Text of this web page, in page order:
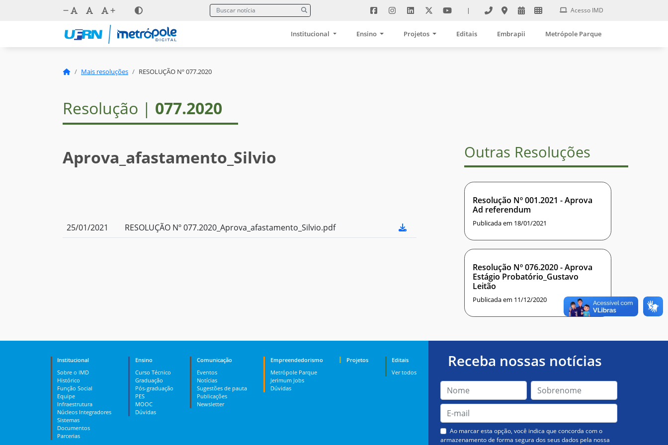
| Acesso IMD
Institucional Ensino Projetos Editais Embrapii Metrópole Parque
Mais resoluções RESOLUÇÃO Nº 077.2020
Resolução | 077.2020
Aprova_afastamento_Silvio
25/01/2021 RESOLUÇÃO Nº 077.2020_Aprova_afastamento_Silvio.pdf
Outras Resoluções
Resolução Nº 001.2021 - Aprova
Ad referendum
Publicada em 18/01/2021
Resolução Nº 076.2020 - Aprova
Estágio Probatório_Gustavo
Leitão
Publicada em 11/12/2020
Institucional
Sobre o IMD
Histórico
Função Social
Equipe
Infraestrutura
Núcleos Integradores
Sistemas
Documentos
Parcerias
Ensino
Curso Técnico
Graduação
Pós-graduação
PES
MOOC
Dúvidas
Comunicação
Eventos
Notícias
Sugestões de pauta
Publicações
Newsletter
Empreendedorismo
Metrópole Parque
Jerimum Jobs
Dúvidas
Projetos
Editais
Ver todos
Receba nossas notícias
Ao marcar esta opção, você indica que concorda com o
armazenamento de forma segura dos seus dados pela nossa